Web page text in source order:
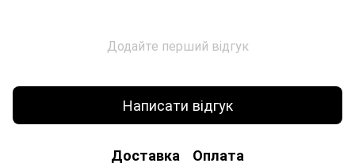
Додайте перший відгук
Написати відгук
Доставка Оплата